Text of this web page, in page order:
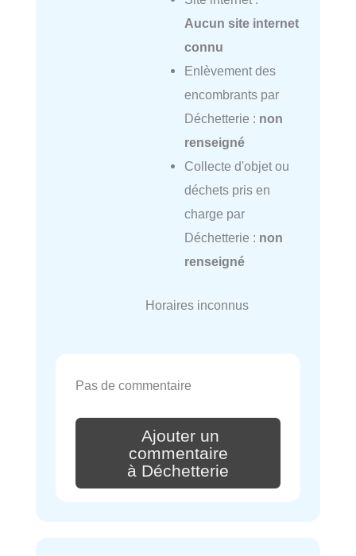
Aucun site internet
connu
Enlèvement des
encombrants par
Déchetterie : non
renseigné
Collecte d'objet ou
déchets pris en
charge par
Déchetterie : non
renseigné
Horaires inconnus
Pas de commentaire
Ajouter un
commentaire
à Déchetterie